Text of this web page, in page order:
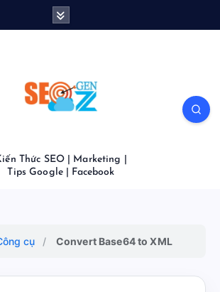
Thức SEO | Marketing |
Tips Google | Facebook
cụ / Convert Base64 to XML